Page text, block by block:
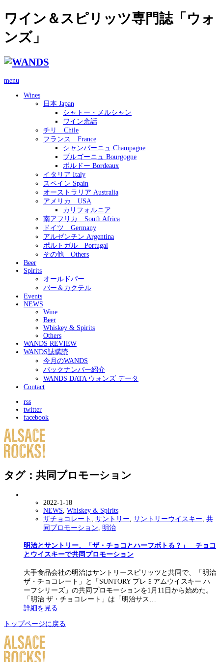
ワイン＆スピリッツ専門誌「ウォ
ンズ」
menu
Wines
日本 Japan
シャトー・メルシャン
ワイン余話
チリ Chile
フランス France
シャンパーニュ Champagne
ブルゴーニュ Bourgogne
ボルドー Bordeaux
イタリア Italy
スペイン Spain
オーストラリア Australia
アメリカ USA
カリフォルニア
南アフリカ South Africa
ドイツ Germany
アルゼンチン Argentina
ポルトガル Portugal
その他 Others
Beer
Spirits
オールドパー
バー＆カクテル
Events
NEWS
Wine
Beer
Whiskey & Spirits
Others
WANDS REVIEW
WANDS誌購読
今月のWANDS
バックナンバー紹介
WANDS DATA ウォンズ データ
Contact
rss
twitter
facebook
タグ：共同プロモーション
2022-1-18
NEWS Whiskey & Spirits
ザチョコレート
サントリー サントリーウイスキー 共
同プロモーション
明治
明治とサントリー、「ザ・チョコとハーフボトる？」 チョコ
とウイスキーで共同プロモーション
大手食品会社の明治はサントリースピリッツと共同で、「明治
ザ・チョコレート」と「SUNTORY プレミアムウイスキー ハ
ーフシリーズ」の共同プロモーションを1月11日から始めた。
「明治 ザ・チョコレート」は「明治サス…
詳細を見る
トップページに戻る